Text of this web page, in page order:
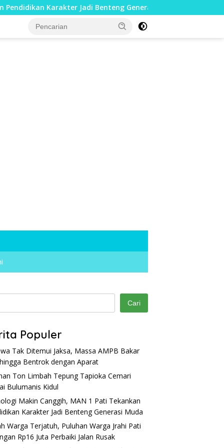
Jadi Benteng Generasi Muda
Pra POPDA Zona III
2026, Taklukkan Tuan
Kudus Lewat Adu
Program AKU SADAR Pati
Motor oleh Pelajar
Cari
Populer
Tak Ditemui Jaksa, Massa AMPB Bakar
Bentrok dengan Aparat
Ton Limbah Tepung Tapioka Cemari
Bulumanis Kidul
Makin Canggih, MAN 1 Pati Tekankan
Karakter Jadi Benteng Generasi Muda
Warga Terjatuh, Puluhan Warga Jrahi Pati
Rp16 Juta Perbaiki Jalan Rusak